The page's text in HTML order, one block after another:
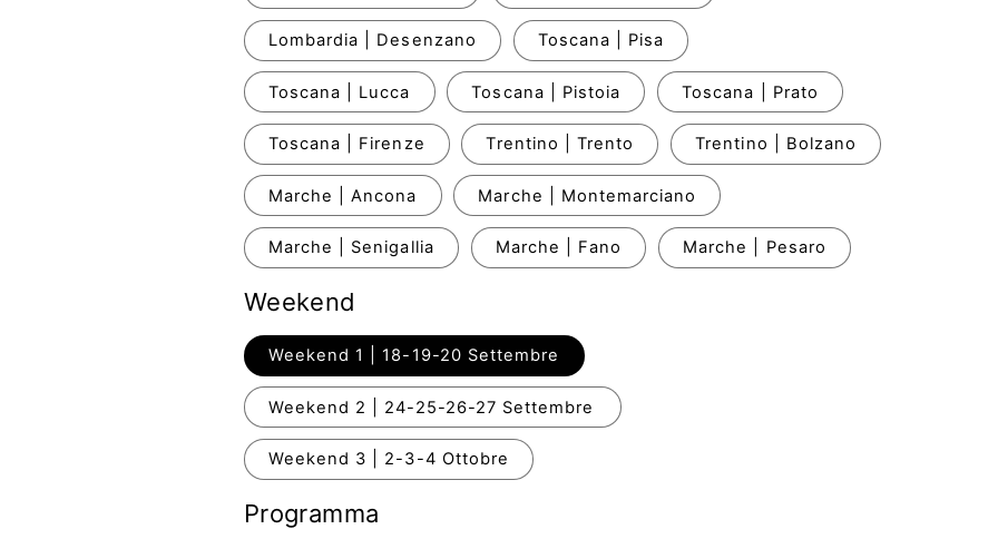
Lombardia | Desenzano Toscana | Pisa
Toscana | Lucca Toscana | Pistoia Toscana | Prato
Toscana | Firenze Trentino | Trento Trentino | Bolzano
Marche | Ancona Marche | Montemarciano
Marche | Senigallia Marche | Fano Marche | Pesaro
Weekend
Weekend 1 | 18-19-20 Settembre
Weekend 2 | 24-25-26-27 Settembre
Weekend 3 | 2-3-4 Ottobre
Programma